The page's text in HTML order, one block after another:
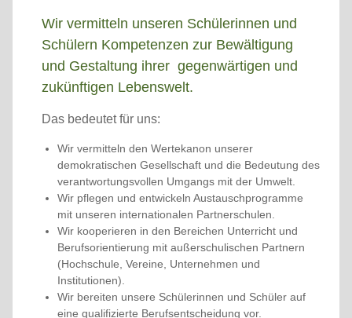
Wir vermitteln unseren Schülerinnen und
Schülern Kompetenzen zur Bewältigung
und Gestaltung ihrer gegenwärtigen und
zukünftigen Lebenswelt.
Das bedeutet für uns:
Wir vermitteln den Wertekanon unserer
demokratischen Gesellschaft und die Bedeutung des
verantwortungsvollen Umgangs mit der Umwelt.
Wir pflegen und entwickeln Austauschprogramme
mit unseren internationalen Partnerschulen.
Wir kooperieren in den Bereichen Unterricht und
Berufsorientierung mit außerschulischen Partnern
(Hochschule, Vereine, Unternehmen und
Institutionen).
Wir bereiten unsere Schülerinnen und Schüler auf
eine qualifizierte Berufsentscheidung vor.